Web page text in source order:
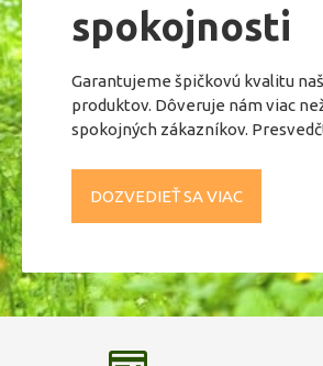
odrážali niečo pekné
- na "otvorenie" blokujúcej cesty,
- na doplnenie chýbajúceho priestoru v
ich tak, aby rozširovali chýbajúcu časť
- na priblíženie priestoru za nami , pre
- na posilnenie energie v tých
spokojnosti
Garantujeme špičkovú kvalitu
produktov. Dôveruje nám viac
spokojných zákazníkov.
DOZVEDIEŤ SA VIAC